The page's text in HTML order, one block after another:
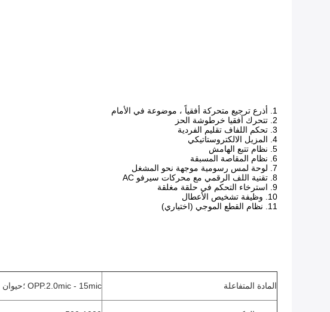
1. أذرع ترجيع متحركة أفقياً ، موضوعة في الأمام
2. تتحرك أفقيا خرطوشة الحز
3. تحكم اللفاف تقليم الفردية
4. المزيل الالكتروستاتيكي
5. نظام تتبع الهامش
6. نظام المقاصة المسبقة
7. لوحة لمس رسومية موجهة نحو المشغل
8. تقنية اللف الرقمي مع محركات سيرفو AC
9. استرخاء التحكم في حلقة مغلقة
10. وظيفة تشخيص الأعطال
11. نظام القطع الموجي (اختياري)
المادة المتفاعلة OPP.2.0mic - 15mic ؛حيوان اليف.2.7mic - 15mic